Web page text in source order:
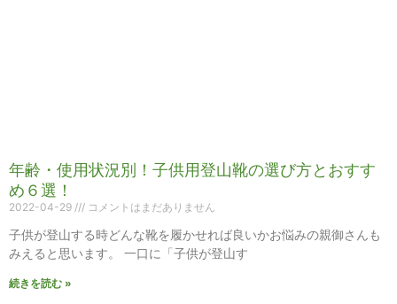
年齢・使用状況別！子供用登山靴の選び方とおすす
め６選！
2022-04-29 コメントはまだありません
子供が登山する時どんな靴を履かせれば良いかお悩みの親御さんも
みえると思います。 一口に「子供が登山す
続きを読む »